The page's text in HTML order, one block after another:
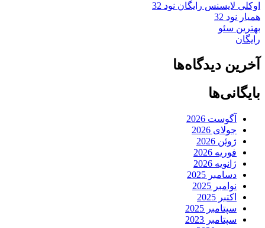
اوکلی لایسنس رایگان نود 32
همیار نود 32
بهترین سئو
رایگان
آخرین دیدگاه‌ها
بایگانی‌ها
آگوست 2026
جولای 2026
ژوئن 2026
فوریه 2026
ژانویه 2026
دسامبر 2025
نوامبر 2025
اکتبر 2025
سپتامبر 2025
سپتامبر 2023